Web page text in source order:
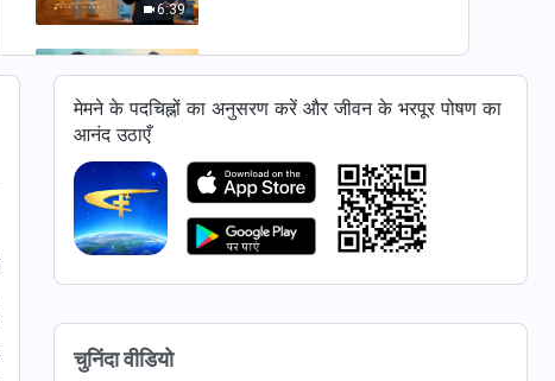
6:39
सबसे सार्थक है
4:03
Hindi Christian Song | परमेश्वर
के वचन हैं, कभी न बदलने वाले सत्य
6:12
ताड़ना और न्याय में परमेश्वर का प्रेम देखा
मेमने के पदचिह्नों का अनुसरण करें और जीवन के भरपूर पोषण का
आनंद उठाएँ
चुनिंदा वीडियो